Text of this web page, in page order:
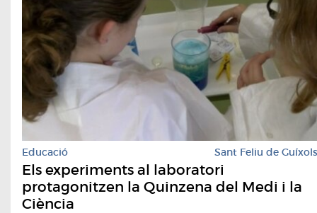
Educació Sant Feliu de Guíxols
Els experiments al laboratori
protagonitzen la Quinzena del Medi i la
Ciència